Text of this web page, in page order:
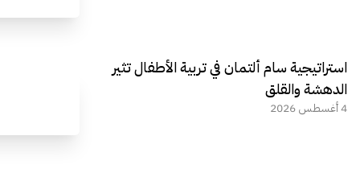
استراتيجية سام ألتمان في تربية الأطفال تثير
الدهشة والقلق
4 أغسطس 2026